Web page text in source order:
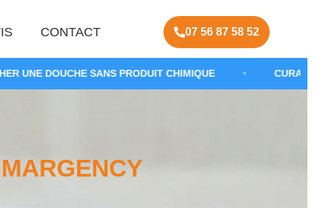
CONTACT 07 56 87 58 52
SANS PRODUIT CHIMIQUE • CURAGE DE